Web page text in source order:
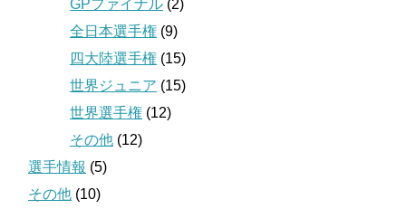
GPファイナル (2)
全日本選手権 (9)
四大陸選手権 (15)
世界ジュニア (15)
世界選手権 (12)
その他 (12)
選手情報 (5)
その他 (10)